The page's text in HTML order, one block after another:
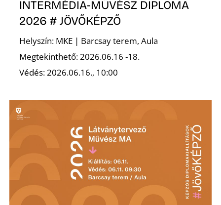
INTERMÉDIA-MŰVÉSZ DIPLOMA
2026 # JÖVŐKÉPZŐ
Helyszín: MKE | Barcsay terem, Aula
Megtekinthető: 2026.06.16 -18.
Védés: 2026.06.16., 10:00